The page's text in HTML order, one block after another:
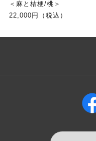
＜麻と桔梗/桃＞
22,000円（税込）